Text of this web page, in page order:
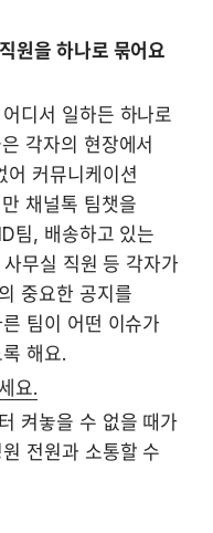
원을 하나로 묶어요
디서 일하든 하나로
각자의 현장에서
어 커뮤니케이션
채널톡 팀챗을
팀, 배송하고 있는
무실 직원 등 각자가
중요한 공지를
팀이 어떤 이슈가
요.
켜놓을 수 없을 때가
전원과 소통할 수